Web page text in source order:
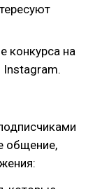
конкурса на
Instagram.
общение,